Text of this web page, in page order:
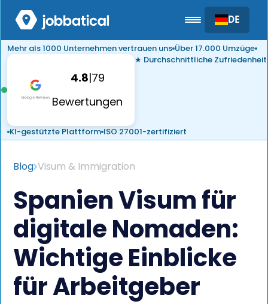
DE
Mehr als 1000 Unternehmen vertrauen uns Über 17.000 Umzüge
4.8|79
Bewertungen
★ Durchschnittliche Zufriedenheit
KI-gestützte Plattform ISO 27001-zertifiziert
Blog Visum & Immigration
Spanien Visum für
digitale Nomaden:
Wichtige Einblicke
für Arbeitgeber